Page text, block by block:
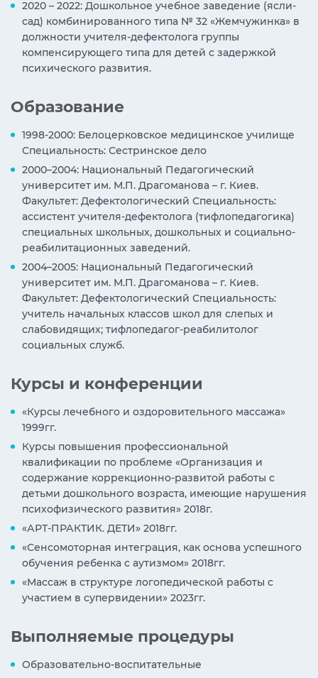
2020 – 2022: Дошкольное учебное заведение (ясли-
сад) комбинированного типа № 32 «Жемчужинка» в
должности учителя-дефектолога группы
компенсирующего типа для детей с задержкой
психического развития.
Образование
1998-2000: Белоцерковское медицинское училище
Специальность: Сестринское дело
2000–2004: Национальный Педагогический
университет им. М.П. Драгоманова – г. Киев.
Факультет: Дефектологический Специальность:
ассистент учителя-дефектолога (тифлопедагогика)
специальных школьных, дошкольных и социально-
реабилитационных заведений.
2004–2005: Национальный Педагогический
университет им. М.П. Драгоманова – г. Киев.
Факультет: Дефектологический Специальность:
учитель начальных классов школ для слепых и
слабовидящих; тифлопедагог-реабилитолог
социальных служб.
Курсы и конференции
«Курсы лечебного и оздоровительного массажа»
1999гг.
Курсы повышения профессиональной
квалификации по проблеме «Организация и
содержание коррекционно-развитой работы с
детьми дошкольного возраста, имеющие нарушения
психофизического развития» 2018г.
«АРТ-ПРАКТИК. ДЕТИ» 2018гг.
«Сенсомоторная интеграция, как основа успешного
обучения ребенка с аутизмом» 2018гг.
«Массаж в структуре логопедической работы с
участием в супервидении» 2023гг.
Выполняемые процедуры
Образовательно-воспитательные